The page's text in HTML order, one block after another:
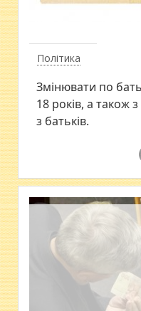
Політика
Змінювати по
18 років, а також
з батьків.